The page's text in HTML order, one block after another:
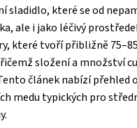
sladidlo, které se od
ale i jako léčivý
které tvoří přibližně
složení a množství
článek nabízí přehled
medu typických pro